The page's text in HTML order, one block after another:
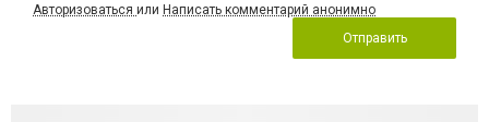
Авторизоваться или Написать комментарий анонимно
Отправить